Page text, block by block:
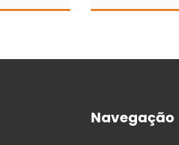
Navegação